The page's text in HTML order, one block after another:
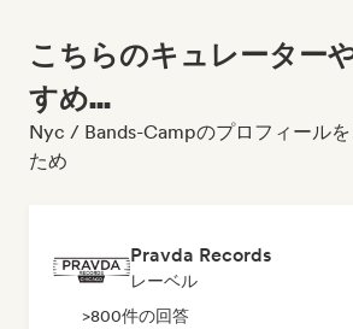
こちらのキュレーター
すめ...
Nyc / Bands-Campのプロフィール
ため
Pravda Records
レーベル
>800件の回答